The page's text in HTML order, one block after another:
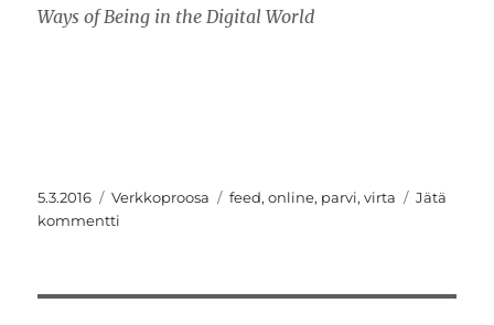
Ways of Being in the Digital World
Julkaistu
5.3.2016 Kategoriat
Verkkoproosa Avainsanat
feed,online, parvi,virta
Jätä
kommentti